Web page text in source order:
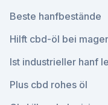
Beste hanfbestände
Hilft cbd-öl bei
Ist industrieller hanf
Plus cbd rohes öl